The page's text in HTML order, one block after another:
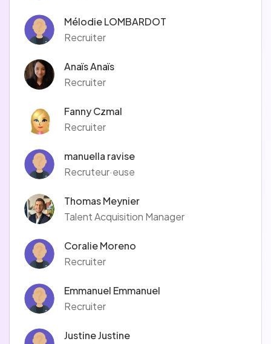
Mélodie LOMBARDOT
Recruiter
Anaïs Anaïs
Recruiter
Fanny Czmal
Recruiter
manuella ravise
Recruteur·euse
Thomas Meynier
Talent Acquisition Manager
Coralie Moreno
Recruiter
Emmanuel Emmanuel
Recruiter
Justine Justine